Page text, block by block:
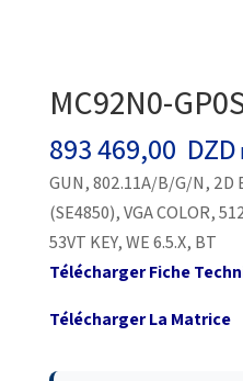
MC92N0-
893 469,00 DZD
GUN, 802.11A/B/G/N, 2D
(SE4850), VGA COLOR,
53VT KEY, WE 6.5.X, BT
Télécharger Fiche
Télécharger La Matrice